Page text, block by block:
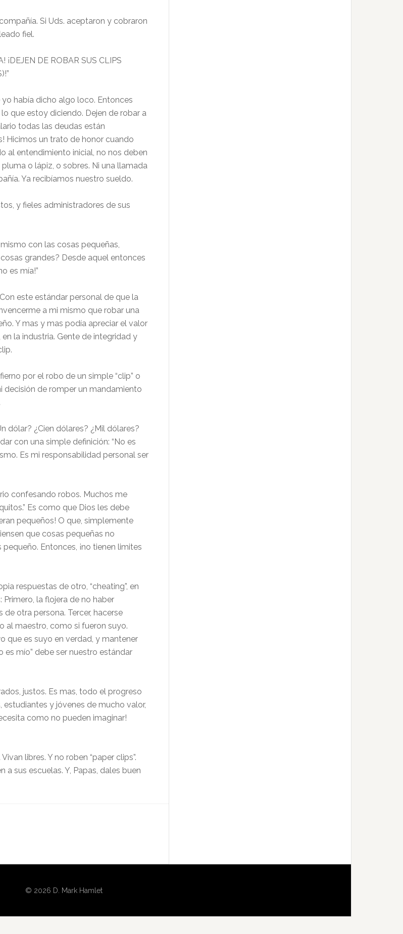
Si Uds. aceptaron y cobraron
fiel.
¡DEJEN DE ROBAR SUS CLIPS
había dicho algo loco. Entonces
que estoy diciendo. Dejen de robar a
todas las deudas están
Hicimos un trato de honor cuando
al entendimiento inicial, no nos deben
o lápiz, o sobres. Ni una llamada
Ya recibíamos nuestro sueldo.
y fieles administradores de sus
con las cosas pequeñas,
grandes? Desde aquel entonces
es mía!”
este estándar personal de que la
a mi mismo que robar una
Y mas y mas podía apreciar el valor
la industria. Gente de integridad y
por el robo de un simple “clip” o
decisión de romper un mandamiento
dólar? ¿Cien dólares? ¿Mil dólares?
con una simple definición: “No es
Es mi responsabilidad personal ser
confesando robos. Muchos me
Es como que Dios les debe
pequeños! O que, simplemente
que cosas pequeñas no
Entonces, ¡no tienen limites
respuestas de otro, “cheating”, en
la flojera de no haber
otra persona. Tercer, hacerse
al maestro, como si fueron suyo.
que es suyo en verdad, y mantener
es mío” debe ser nuestro estándar
justos. Es mas, todo el progreso
y jóvenes de mucho valor,
como no pueden imaginar!
libres. Y no roben “paper clips”.
sus escuelas. Y, Papas, dales buen
© 2026 D. Mark Hamlet